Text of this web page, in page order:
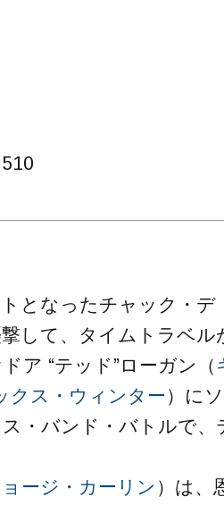
となったチャック・デ
して、タイムトラベ
ア “テッド”ローガン（
クス・ウィンター）に
・バンド・バトルで
ージ・カーリン ）は、